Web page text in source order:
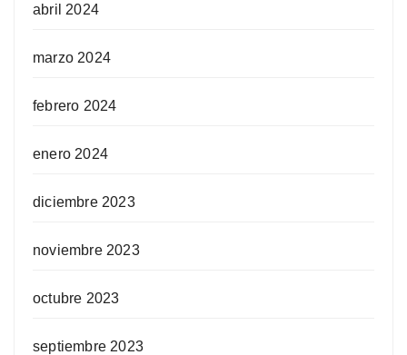
abril 2024
marzo 2024
febrero 2024
enero 2024
diciembre 2023
noviembre 2023
octubre 2023
septiembre 2023